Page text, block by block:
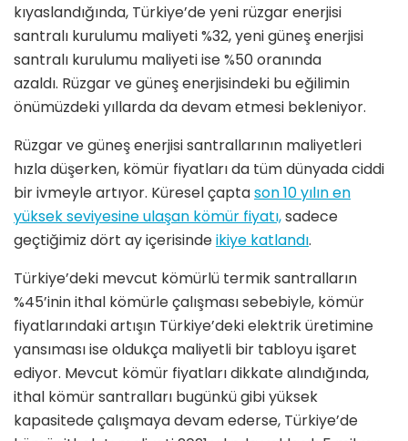
kıyaslandığında, Türkiye’de yeni rüzgar enerjisi
santralı kurulumu maliyeti %32, yeni güneş enerjisi
santralı kurulumu maliyeti ise %50 oranında
azaldı. Rüzgar ve güneş enerjisindeki bu eğilimin
önümüzdeki yıllarda da devam etmesi bekleniyor.
Rüzgar ve güneş enerjisi santrallarının maliyetleri
hızla düşerken, kömür fiyatları da tüm dünyada ciddi
bir ivmeyle artıyor. Küresel çaptason 10 yılın en
yüksek seviyesine ulaşan kömür fiyatı,sadece
geçtiğimiz dört ay içerisindeikiye katlandı.
Türkiye’deki mevcut kömürlü termik santralların
%45’inin ithal kömürle çalışması sebebiyle, kömür
fiyatlarındaki artışın Türkiye’deki elektrik üretimine
yansıması ise oldukça maliyetli bir tabloyu işaret
ediyor. Mevcut kömür fiyatları dikkate alındığında,
ithal kömür santralları bugünkü gibi yüksek
kapasitede çalışmaya devam ederse, Türkiye’de